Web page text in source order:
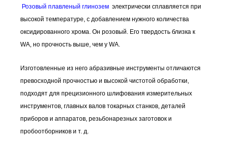
Розовый плавленый глинозем электрически сплавляется при
высокой температуре, с добавлением нужного количества
оксидированного хрома. Он розовый. Его твердость близка к
WA, но прочность выше, чем у WA.
Изготовленные из него абразивные инструменты отличаются
превосходной прочностью и высокой чистотой обработки,
подходят для прецизионного шлифования измерительных
инструментов, главных валов токарных станков, деталей
приборов и аппаратов, резьбонарезных заготовок и
пробоотборников и т. д.